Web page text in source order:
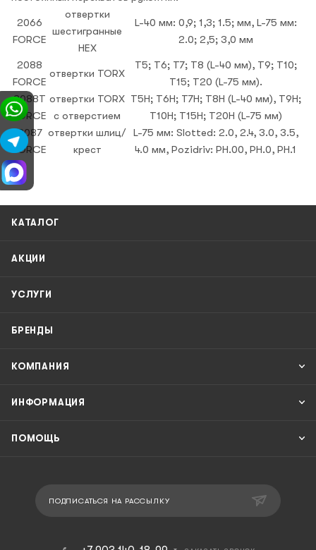
2066
FORCE
отвертки
шестигранные
HEX
L-40 мм: 0,9; 1,3; 1.5; мм, L-75 мм:
2.0; 2,5; 3,0 мм
2088
FORCE
отвертки TORX
T5; T6; T7; T8 (L-40 мм), T9; T10;
T15; T20 (L-75 мм).
2088T
FORCE
отвертки TORX
с отверстием
T5H; T6H; T7H; T8H (L-40 мм), T9H;
T10H; T15H; T20H (L-75 мм)
2087
FORCE
отвертки шлиц/
крест
L-75 мм: Slotted: 2.0, 2.4, 3.0, 3.5,
4.0 мм, Pozidriv: PH.00, PH.0, PH.1
КАТАЛОГ
АКЦИИ
УСЛУГИ
БРЕНДЫ
КОМПАНИЯ
ИНФОРМАЦИЯ
ПОМОЩЬ
ПОДПИСАТЬСЯ НА РАССЫЛКУ